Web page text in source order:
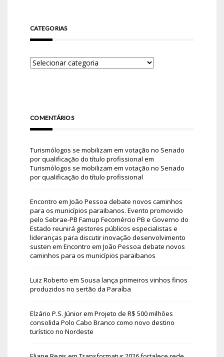
CATEGORIAS
COMENTÁRIOS
Turismólogos se mobilizam em votação no Senado
por qualificação do título profissional em
Turismólogos se mobilizam em votação no Senado
por qualificação do título profissional
Encontro em João Pessoa debate novos caminhos
para os municípios paraibanos. Evento promovido
pelo Sebrae-PB Famup Fecomércio PB e Governo do
Estado reunirá gestores públicos especialistas e
lideranças para discutir inovação desenvolvimento
susten em Encontro em João Pessoa debate novos
caminhos para os municípios paraibanos
Luiz Roberto em Sousa lança primeiros vinhos finos
produzidos no sertão da Paraíba
Elzário P.S. Júniorem Projeto de R$ 500 milhões
consolida Polo Cabo Branco como novo destino
turístico no Nordeste